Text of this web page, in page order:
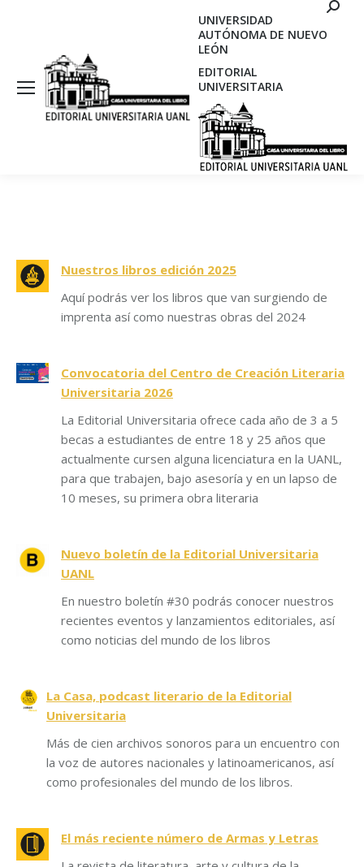
UNIVERSIDAD
AUTÓNOMA DE NUEVO
LEÓN
EDITORIAL
UNIVERSITARIA
Nuestros libros edición 2025
Aquí podrás ver los libros que van surgiendo de
imprenta así como nuestras obras del 2024
Convocatoria del Centro de Creación Literaria
Universitaria 2026
La Editorial Universitaria ofrece cada año de 3 a 5
becas a estudiantes de entre 18 y 25 años que
actualmente cursen alguna licenciatura en la UANL,
para que trabajen, bajo asesoría y en un lapso de
10 meses, su primera obra literaria
Nuevo boletín de la Editorial Universitaria
UANL
En nuestro boletín #30 podrás conocer nuestros
recientes eventos y lanzamientos editoriales, así
como noticias del mundo de los libros
La Casa, podcast literario de la Editorial
Universitaria
Más de cien archivos sonoros para un encuentro con
la voz de autores nacionales y latinoamericanos, así
como profesionales del mundo de los libros.
El más reciente número de Armas y Letras